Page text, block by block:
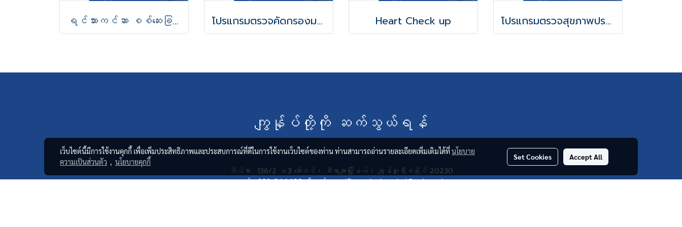
ရင်သားကင်ဆာ စစ်ဆေးခြင်း โปรแกรมตรวจคัดกรองมะเล็งปากมดลูก Heart Check up โปรแกรมตรวจสุขภาพประจำปี
ကျွန်ုပ်တို့ကို ဆက်သွယ်ရန်
လိပ်စာ : 136/2 မ.3 ဘော်ဝင်၊ စီရာချာမြို့နယ်၊ ချွန်ဘူရီခရိုင် 20230
ဖုန်း : 038-344499 အီးမေးလ် : pacificgardenhospital@pgh.co.th
เว็บไซต์นี้มีการใช้งานคุกกี้ เพื่อเพิ่มประสิทธิภาพและประสบการณ์ที่ดีในการใช้งานเว็บไซต์ของท่าน ท่านสามารถอ่านรายละเอียดเพิ่มเติมได้ที่นโยบาย
ความเป็นส่วนตัว , นโยบายคุกกี้
Set Cookies Accept All